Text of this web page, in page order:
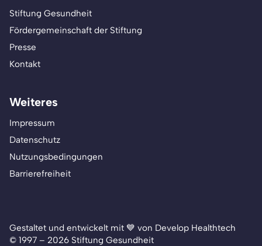
Stiftung Gesundheit
Fördergemeinschaft der Stiftung
Presse
Kontakt
Weiteres
Impressum
Datenschutz
Nutzungsbedingungen
Barrierefreiheit
Gestaltet und entwickelt mit 💙 von Develop Healthtech
© 1997 – 2026 Stiftung Gesundheit